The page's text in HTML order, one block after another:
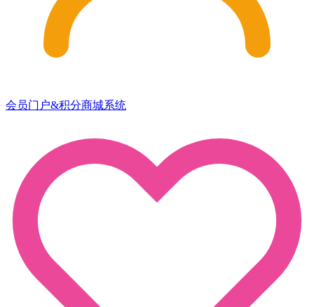
会员门户&积分商城系统